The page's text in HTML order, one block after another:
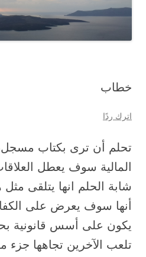
خطاب
اترك ردًا
تحلم أن ترى بكتاب
المالية سوف يعطل
شابة الحلم انها يتلقى مثل
أنها سوف يعرض على
يكون على أسس قانونية
تلعب الآخرين تجاهها